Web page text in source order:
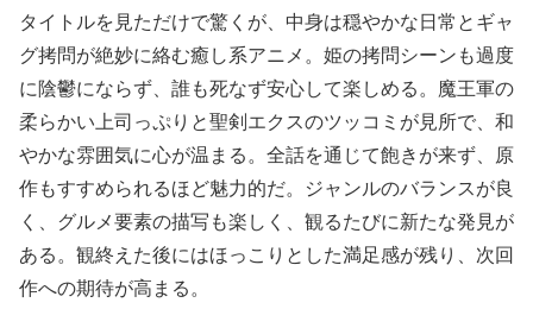
タイトルを見ただけで驚くが、中身は穏やかな日常とギャ
グ拷問が絶妙に絡む癒し系アニメ。姫の拷問シーンも過度
に陰鬱にならず、誰も死なず安心して楽しめる。魔王軍の
柔らかい上司っぷりと聖剣エクスのツッコミが見所で、和
やかな雰囲気に心が温まる。全話を通じて飽きが来ず、原
作もすすめられるほど魅力的だ。ジャンルのバランスが良
く、グルメ要素の描写も楽しく、観るたびに新たな発見が
ある。観終えた後にはほっこりとした満足感が残り、次回
作への期待が高まる。